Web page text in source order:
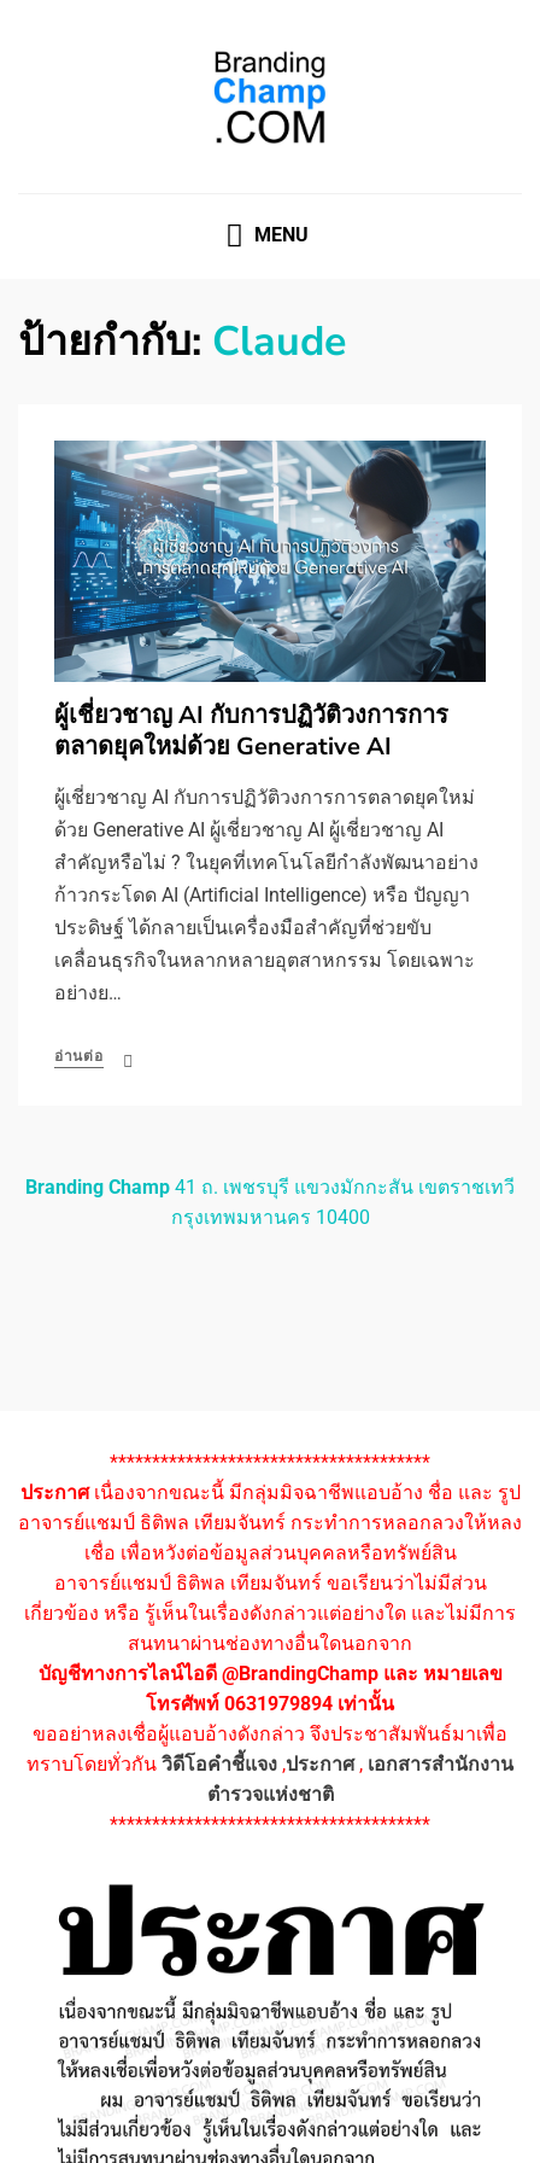
MENU
ป้ายกำกับ: Claude
ผู้เชี่ยวชาญ AI กับการปฏิวัติวงการการ
ตลาดยุคใหม่ด้วย Generative AI
ผู้เชี่ยวชาญ AI กับการปฏิวัติวงการการตลาดยุคใหม่
ด้วย Generative AI ผู้เชี่ยวชาญ AI ผู้เชี่ยวชาญ AI
สำคัญหรือไม่ ? ในยุคที่เทคโนโลยีกำลังพัฒนาอย่าง
ก้าวกระโดด AI (Artificial Intelligence) หรือ ปัญญา
ประดิษฐ์ ได้กลายเป็นเครื่องมือสำคัญที่ช่วยขับ
เคลื่อนธุรกิจในหลากหลายอุตสาหกรรม โดยเฉพาะ
อย่างย…
อ่านต่อ
Branding Champ 41 ถ. เพชรบุรี แขวงมักกะสัน เขตราชเทวี
กรุงเทพมหานคร 10400
**************************************
ประกาศเนื่องจากขณะนี้ มีกลุ่มมิจฉาชีพแอบอ้าง ชื่อ และ รูป
อาจารย์แชมป์ ธิติพล เทียมจันทร์ กระทำการหลอกลวงให้หลง
เชื่อ เพื่อหวังต่อข้อมูลส่วนบุคคลหรือทรัพย์สิน
อาจารย์แชมป์ ธิติพล เทียมจันทร์ ขอเรียนว่าไม่มีส่วน
เกี่ยวข้อง หรือ รู้เห็นในเรื่องดังกล่าวแต่อย่างใด และไม่มีการ
สนทนาผ่านช่องทางอื่นใดนอกจาก
บัญชีทางการไลน์ไอดี @BrandingChamp และ หมายเลข
โทรศัพท์ 0631979894 เท่านั้น
ขออย่าหลงเชื่อผู้แอบอ้างดังกล่าว จึงประชาสัมพันธ์มาเพื่อ
ทราบโดยทั่วกัน วิดีโอคำชี้แจง ,ประกาศ, เอกสารสำนักงาน
ตำรวจแห่งชาติ
**************************************